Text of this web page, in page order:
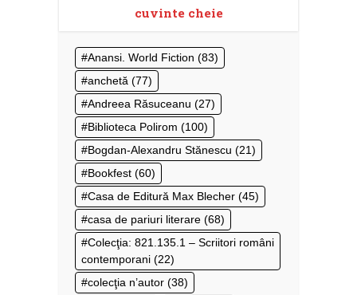
cuvinte cheie
Anansi. World Fiction (83)
anchetă (77)
Andreea Răsuceanu (27)
Biblioteca Polirom (100)
Bogdan-Alexandru Stănescu (21)
Bookfest (60)
Casa de Editură Max Blecher (45)
casa de pariuri literare (68)
Colecţia: 821.135.1 – Scriitori români
contemporani (22)
colecţia n’autor (38)